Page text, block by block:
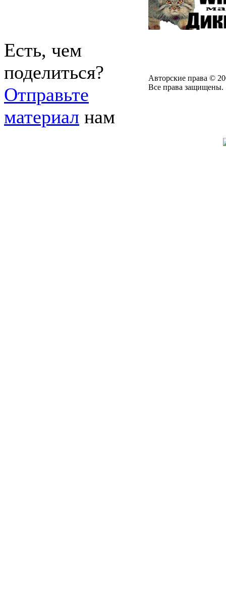
Есть, чем
поделиться?
Отправьте
материал нам
Авторские права ©
Все права защищены.